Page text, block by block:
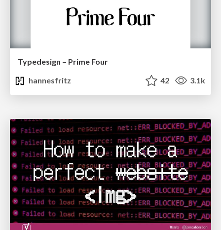
Typedesign – Prime Four
hannesfritz
42 3.1k